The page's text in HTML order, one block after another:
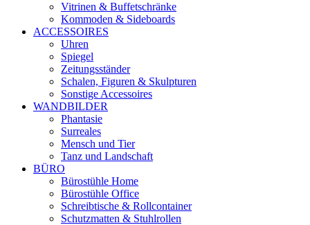
Vitrinen & Buffetschränke
Kommoden & Sideboards
ACCESSOIRES
Uhren
Spiegel
Zeitungsständer
Schalen, Figuren & Skulpturen
Sonstige Accessoires
WANDBILDER
Phantasie
Surreales
Mensch und Tier
Tanz und Landschaft
BÜRO
Bürostühle Home
Bürostühle Office
Schreibtische & Rollcontainer
Schutzmatten & Stuhlrollen